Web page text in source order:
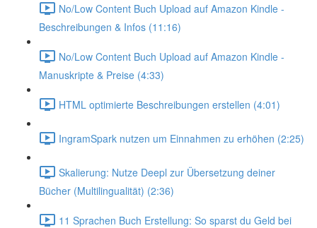
No/Low Content Buch Upload auf Amazon Kindle -
Beschreibungen & Infos (11:16)
No/Low Content Buch Upload auf Amazon Kindle -
Manuskripte & Preise (4:33)
HTML optimierte Beschreibungen erstellen (4:01)
IngramSpark nutzen um Einnahmen zu erhöhen (2:25)
Skalierung: Nutze Deepl zur Übersetzung deiner
Bücher (Multilingualität) (2:36)
11 Sprachen Buch Erstellung: So sparst du Geld bei